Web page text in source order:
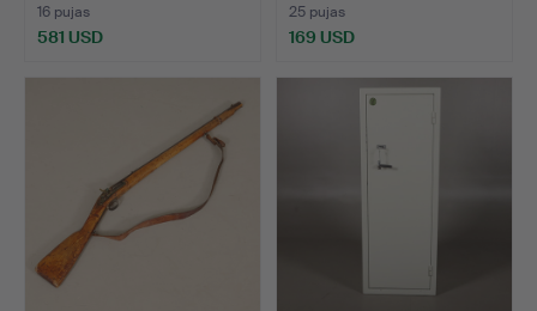
16 pujas
581 USD
25 pujas
169 USD